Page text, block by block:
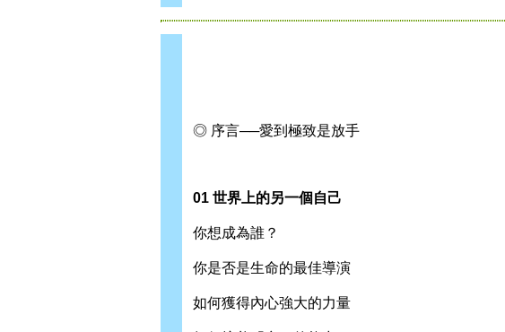
◎ 序言──愛到極致是放手
01 世界上的另一個自己
你想成為誰？
你是否是生命的最佳導演
如何獲得內心強大的力量